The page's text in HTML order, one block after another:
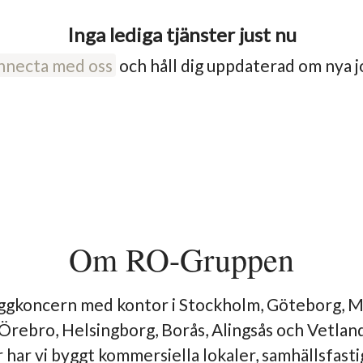
Inga lediga tjänster just nu
med oss och håll dig uppdaterad om nya
Om RO-Gruppen
med kontor i Stockholm, Göteborg,
Helsingborg, Borås, Alingsås och
har vi byggt kommersiella lokaler,